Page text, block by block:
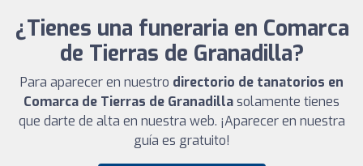
¿Tienes una funeraria en Comarca
de Tierras de Granadilla?
Para aparecer en nuestro directorio de tanatorios en
Comarca de Tierras de Granadillasolamente tienes
que darte de alta en nuestra web. ¡Aparecer en nuestra
guía es gratuito!